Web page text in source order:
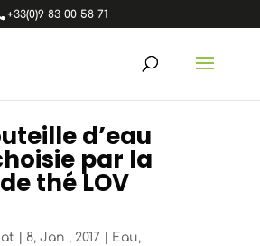
+33(0)9 83 00 58 71
d’eau
par la
thé LOV
8, Jan , 2017 Eau,